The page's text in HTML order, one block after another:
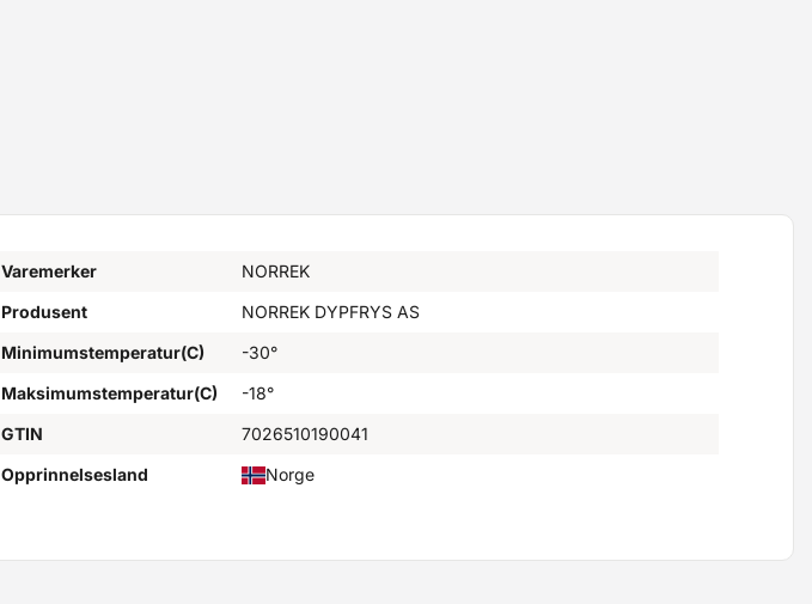
Varemerker
NORREK
Produsent
NORREK DYPFRYS AS
Minimumstemperatur(C)
-30°
Maksimumstemperatur(C)
-18°
GTIN
7026510190041
Opprinnelsesland
Norge